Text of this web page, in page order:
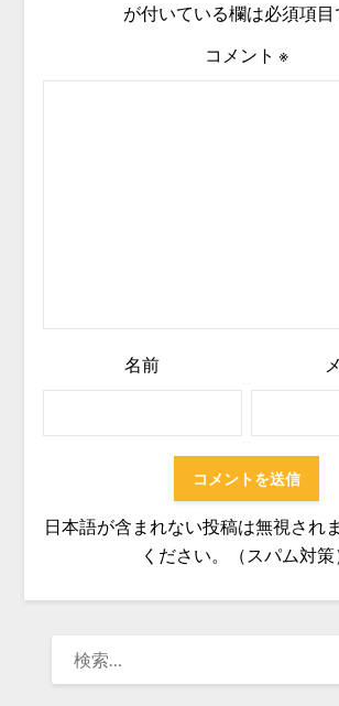
が付いている欄は必須項目
コメント ※
名前
日本語が含まれない投稿は無視され
ください。（スパム対策